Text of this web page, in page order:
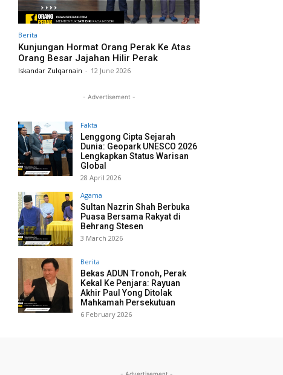
Berita
Kunjungan Hormat Orang Perak Ke Atas
Orang Besar Jajahan Hilir Perak
Iskandar Zulqarnain - 12 June 2026
- Advertisement -
Fakta
Lenggong Cipta Sejarah
Dunia: Geopark UNESCO 2026
Lengkapkan Status Warisan
Global
28 April 2026
Agama
Sultan Nazrin Shah Berbuka
Puasa Bersama Rakyat di
Behrang Stesen
3 March 2026
Berita
Bekas ADUN Tronoh, Perak
Kekal Ke Penjara: Rayuan
Akhir Paul Yong Ditolak
Mahkamah Persekutuan
6 February 2026